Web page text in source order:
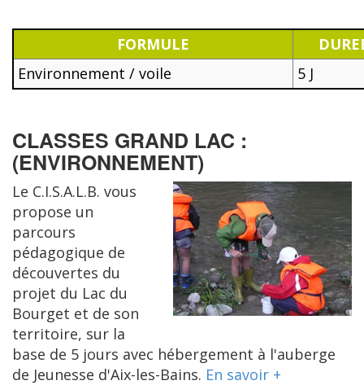
FORMULE
Environnement / voile
5 J
CLASSES GRAND LAC :
(ENVIRONNEMENT)
Le C.I.S.A.L.B. vous
propose un
parcours
pédagogique de
découvertes du
projet du Lac du
Bourget et de son
territoire, sur la
base de 5 jours avec hébergement à l'auberge
de Jeunesse d'Aix-les-Bains. En savoir +